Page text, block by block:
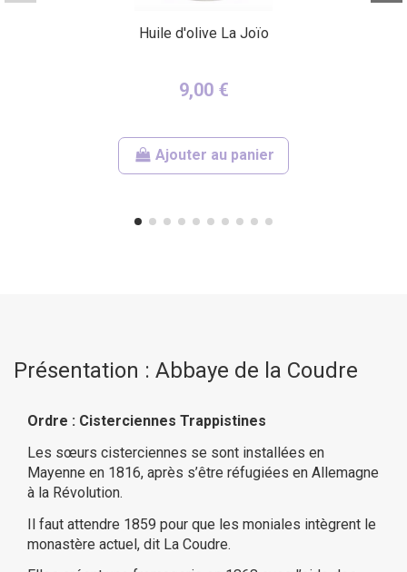
Huile d'olive La Joïo
9,00 €
Ajouter au panier
Présentation : Abbaye de la Coudre
Ordre : Cisterciennes Trappistines
Les sœurs cisterciennes se sont installées en
Mayenne en 1816, après s’être réfugiées en Allemagne
à la Révolution.
Il faut attendre 1859 pour que les moniales intègrent le
monastère actuel, dit La Coudre.